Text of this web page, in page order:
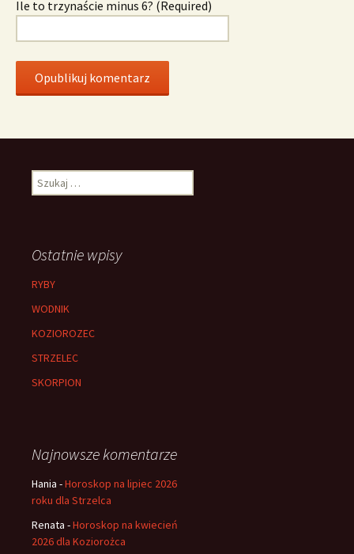
Ile to trzynaście minus 6? (Required)
Szukaj:
Ostatnie wpisy
RYBY
WODNIK
KOZIOROZEC
STRZELEC
SKORPION
Najnowsze komentarze
Hania -Horoskop na lipiec 2026
roku dla Strzelca
Renata -Horoskop na kwiecień
2026 dla Koziorożca